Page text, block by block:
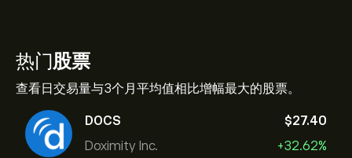
热门股票
查看日交易量与3个月平均值相比增幅最大的股票。
DOCS
Doximity Inc.
‎$‎27.40
+32.62%